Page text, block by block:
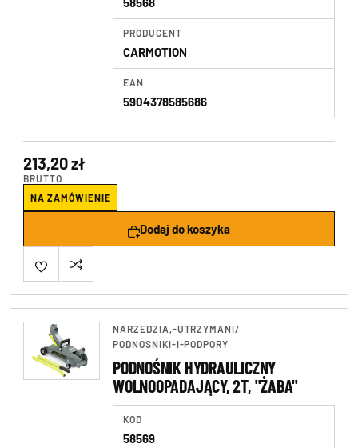
PRODUCENT
CARMOTION
EAN
5904378585686
213,20 zł
BRUTTO
NA ZAMÓWIENIE
Dodaj do koszyka
NARZEDZIA,-UTRZYMANI/
PODNOSNIKI-I-PODPORY
PODNOŚNIK HYDRAULICZNY
WOLNOOPADAJĄCY, 2T, "ŻABA"
KOD
58569
Skrzynki i wózki nar